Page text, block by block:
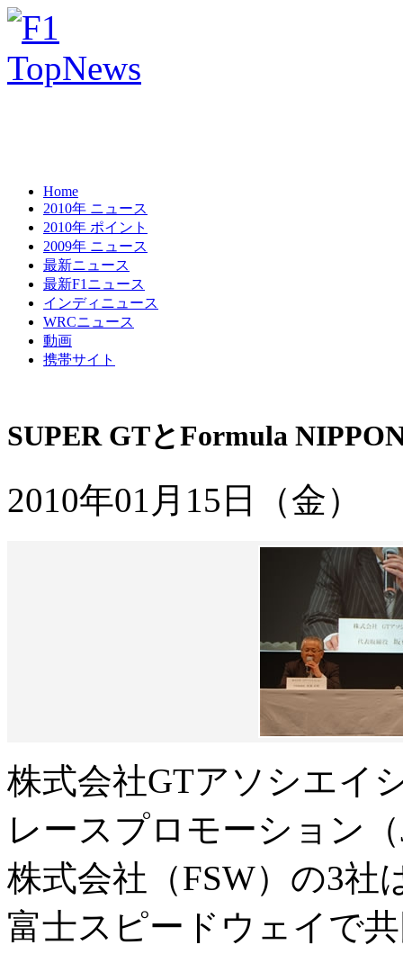
Home
2010年 ニュース
2010年 ポイント
2009年 ニュース
最新ニュース
最新F1ニュース
インディニュース
WRCニュース
動画
携帯サイト
SUPER GTとFormula
2010年01月15日（金）
株式会社GTアソシエイ
レースプロモーション
株式会社（FSW）の3社
富士スピードウェイで